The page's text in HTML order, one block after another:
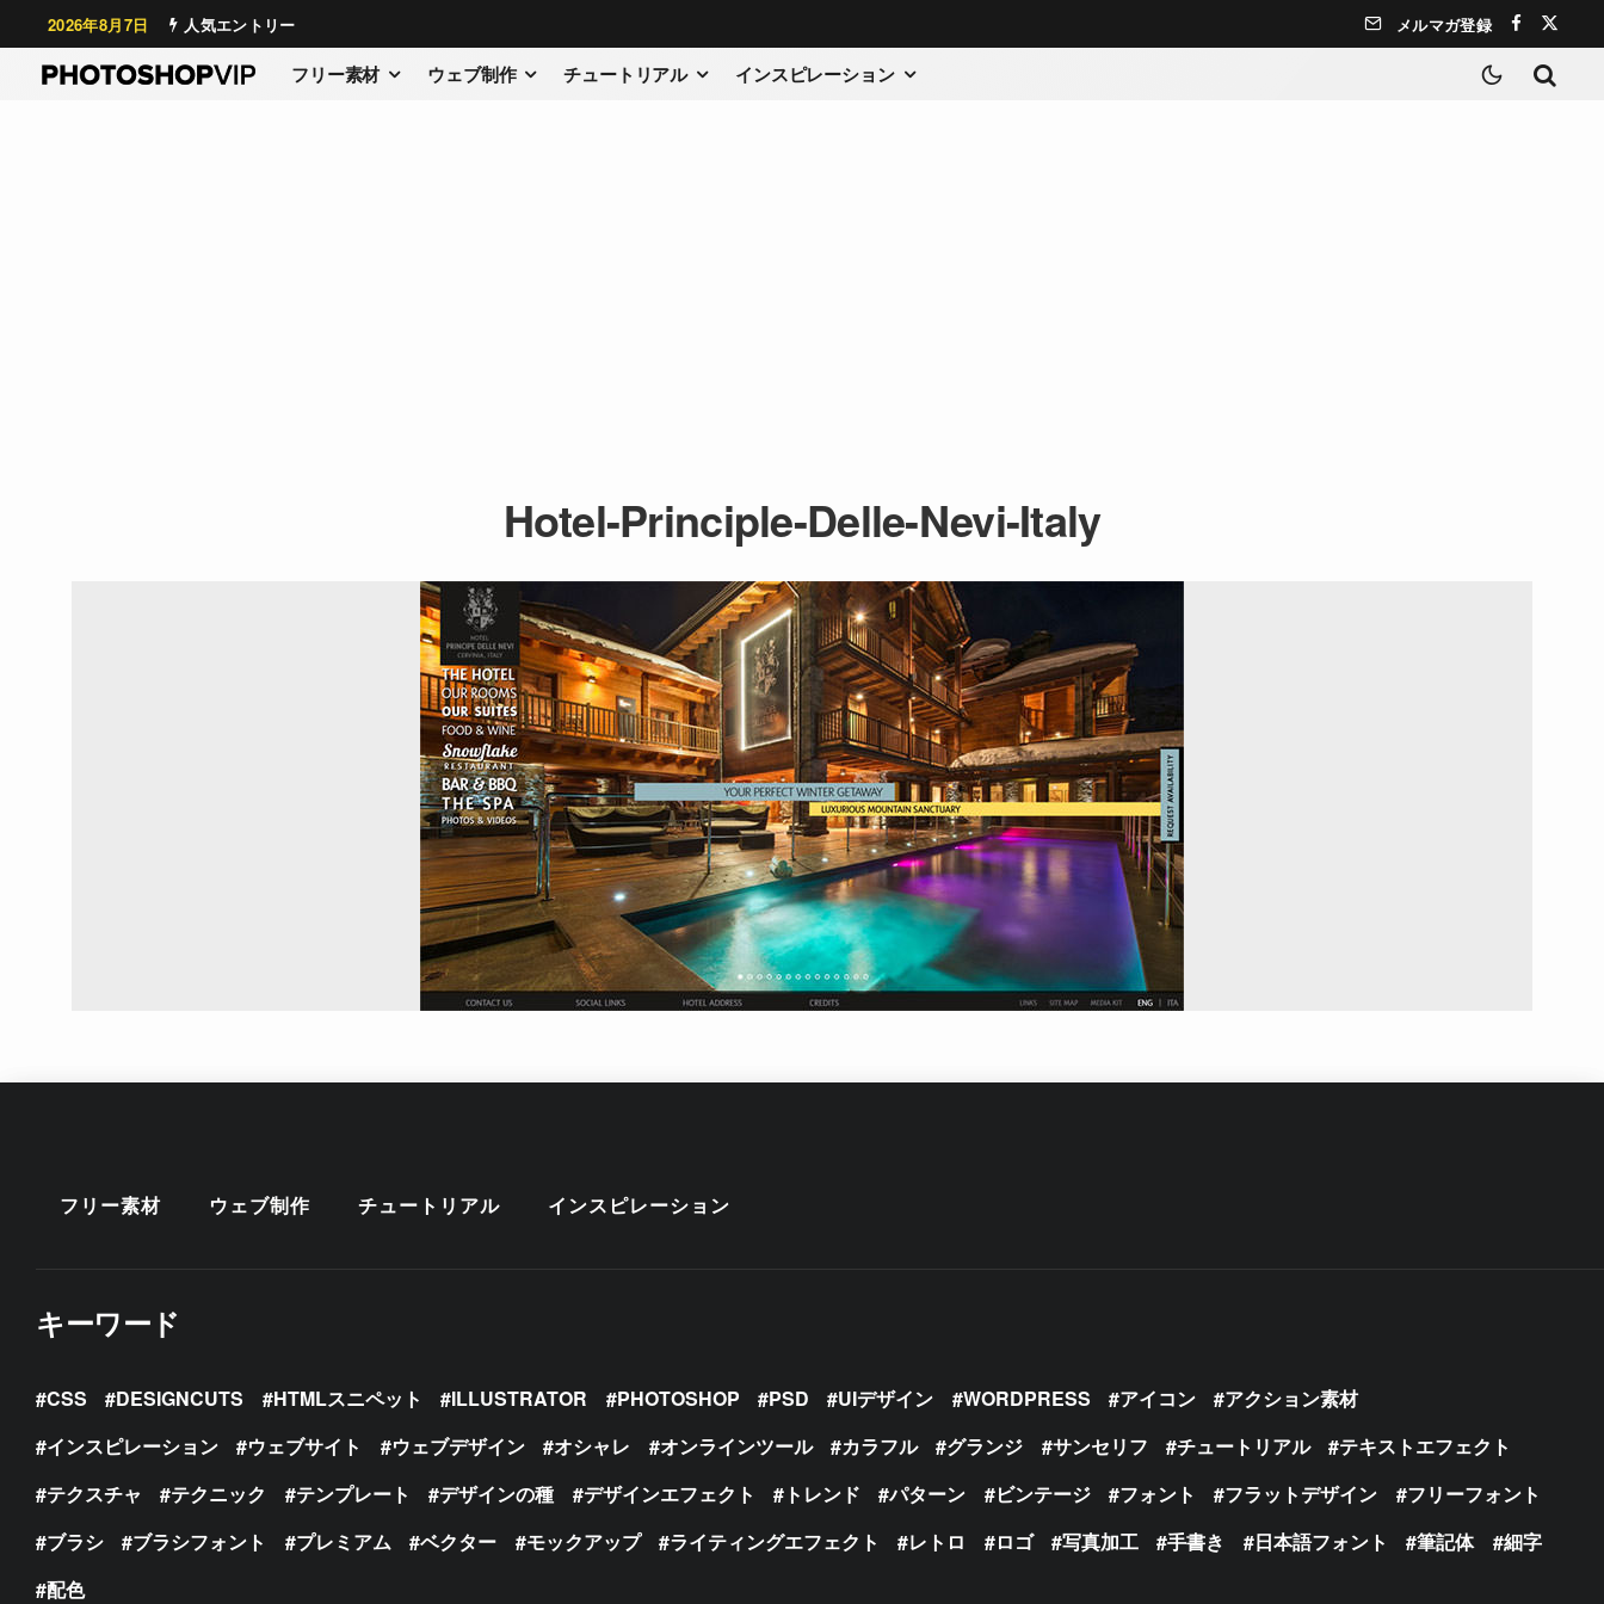
2026年8月7日 人気エントリー メルマガ登録
フリー素材 ウェブ制作 チュートリアル インスピレーション
Hotel-Principle-Delle-Nevi-Italy
フリー素材 ウェブ制作 チュートリアル インスピレーション
キーワード
CSS DESIGNCUTS HTMLスニペット ILLUSTRATOR PHOTOSHOP PSD UIデザイン WORDPRESS アイコン
アクション素材
インスピレーション
ウェブサイト ウェブデザイン オシャレ オンラインツール カラフル グランジ サンセリフ チュートリアル
テキストエフェクト
テクスチャ
テクニック テンプレート デザインの種 デザインエフェクト トレンド パターン ビンテージ フォント フラットデザイン
フリーフォント
ブラシ
ブラシフォント プレミアム ベクター モックアップ ライティングエフェクト レトロ ロゴ 写真加工 手書き 日本語フォント 筆記体
細字
配色